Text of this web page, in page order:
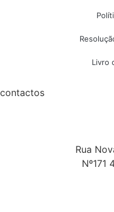
Livro
contactos
Rua
Nº171